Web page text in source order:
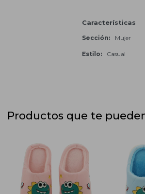
Características
Sección Mujer
Estilo Casual
Productos que te